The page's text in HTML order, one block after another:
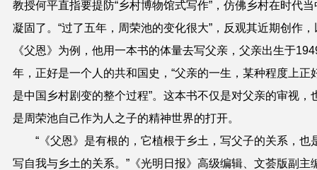
教授何平直指要提防“乡村博物馆式写作”，仿佛乡村在时代当
凝固了。“过了五年，周荣池的变化很大”，反观其近期创作，
《父恩》为例，他用一本书的体量去写父亲，父亲出生于
年，正好是一个人的共和国史，“父亲的一生，某种程度上正
是中国乡村剧变的整个过程”。这本书不仅是对父亲的审视，
是周荣池自己作为人之子的精神世界的打开。
“《父恩》是有根的，它植根于乡土，写父子的关系，也
写自我与乡土的关系。”《光明日报》高级编辑、文荟版副主